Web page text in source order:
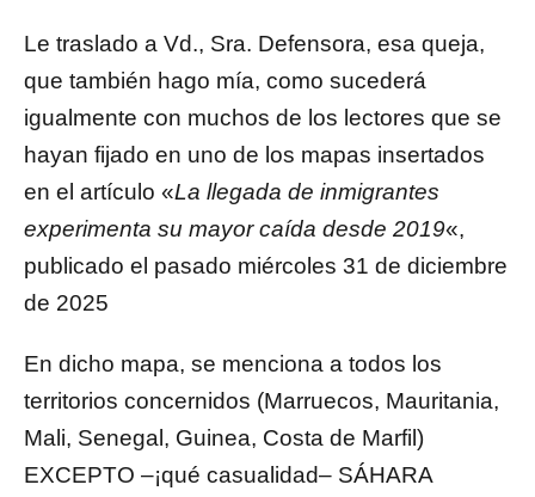
Le traslado a Vd., Sra. Defensora, esa queja,
que también hago mía, como sucederá
igualmente con muchos de los lectores que se
hayan fijado en uno de los mapas insertados
en el artículo «La llegada de inmigrantes
experimenta su mayor caída desde 2019«,
publicado el pasado miércoles 31 de diciembre
de 2025
En dicho mapa, se menciona a todos los
territorios concernidos (Marruecos, Mauritania,
Mali, Senegal, Guinea, Costa de Marfil)
EXCEPTO –¡qué casualidad– SÁHARA